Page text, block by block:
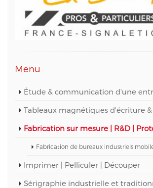
05 56 67 68 01 ou par mail sur
Menu
Étude & communication d'une
Tableaux magnétiques d'écriture
Fabrication sur mesure | R&D |
Fabrication de bureaux industriels
Imprimer | Pelliculer | Découper
Sérigraphie industrielle et